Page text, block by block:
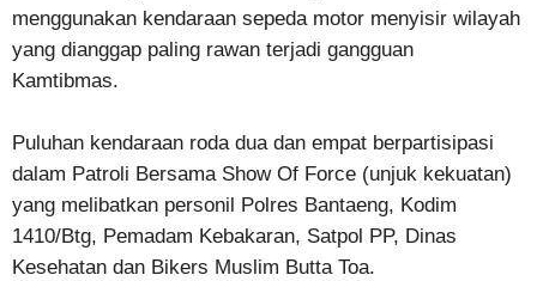
menggunakan kendaraan sepeda motor menyisir wilayah
yang dianggap paling rawan terjadi gangguan
Kamtibmas.
Puluhan kendaraan roda dua dan empat berpartisipasi
dalam Patroli Bersama Show Of Force (unjuk kekuatan)
yang melibatkan personil Polres Bantaeng, Kodim
1410/Btg, Pemadam Kebakaran, Satpol PP, Dinas
Kesehatan dan Bikers Muslim Butta Toa.